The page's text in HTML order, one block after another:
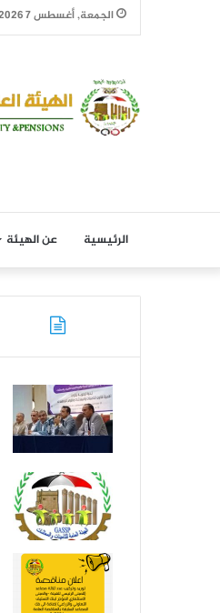
الجمعة, أغسطس 7 2026
الرئيسية عن الهيئة